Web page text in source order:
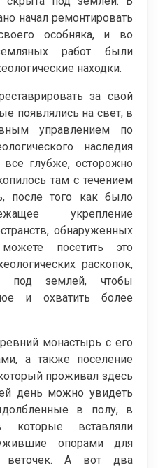
начал ремонтировать
особняка, и во
работ были
находки.
за свой
появлялись на свет, в
управлением по
наследия
все глубже, осторожно
там с течением
после того как было
укрепление
обнаруженных
посетить это
раскопок,
под землей, чтобы
и охватить более
монастырь с его
а также поселение
проживал здесь
день можно увидеть
в полу, в
которые вставляли
опорами для
А вот два